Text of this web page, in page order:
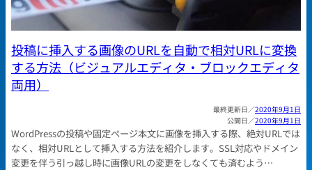
投稿に挿入する画像のURLを自動で相対URLに変換
する方法（ビジュアルエディタ・ブロックエディタ
両用）
2020年9月1日
2020年9月1日
WordPressの投稿や固定ページ本文に画像を挿入する際、絶対URLでは
なく、相対URLとして挿入する方法を紹介します。SSL対応やドメイン
変更を伴う引っ越し時に画像URLの変更をしなくても済むよう…